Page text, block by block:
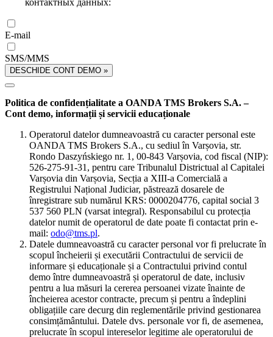
контактных данных:
E-mail
SMS/MMS
DESCHIDE CONT DEMO »
Politica de confidențialitate a OANDA TMS Brokers S.A. –
Cont demo, informații și servicii educaționale
Operatorul datelor dumneavoastră cu caracter personal este
OANDA TMS Brokers S.A., cu sediul în Varșovia, str.
Rondo Daszyńskiego nr. 1, 00-843 Varșovia, cod fiscal (NIP):
526-275-91-31, pentru care Tribunalul Districtual al Capitalei
Varșovia din Varșovia, Secția a XIII-a Comercială a
Registrului Național Judiciar, păstrează dosarele de
înregistrare sub numărul KRS: 0000204776, capital social 3
537 560 PLN (varsat integral). Responsabilul cu protecția
datelor numit de operatorul de date poate fi contactat prin e-
mail: odo@tms.pl.
Datele dumneavoastră cu caracter personal vor fi prelucrate în
scopul încheierii și executării Contractului de servicii de
informare și educaționale și a Contractului privind contul
demo între dumneavoastră și operatorul de date, inclusiv
pentru a lua măsuri la cererea persoanei vizate înainte de
încheierea acestor contracte, precum și pentru a îndeplini
obligațiile care decurg din reglementările privind gestionarea
consimțământului. Datele dvs. personale vor fi, de asemenea,
prelucrate în scopul intereselor legitime ale operatorului de